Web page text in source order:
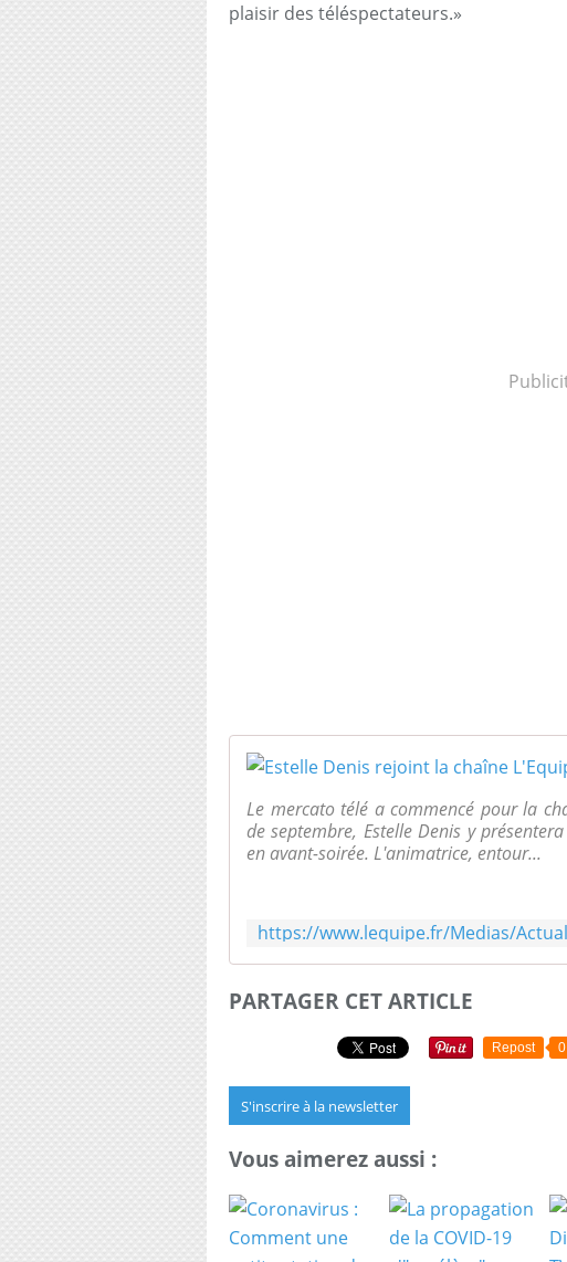
plaisir des téléspectateurs.»
Le mercato télé a commencé pour la
de septembre, Estelle Denis y
en avant-soirée. L'animatrice, entour...
PARTAGER CET ARTICLE
Repost 0
S'inscrire à la newsletter
Vous aimerez aussi :